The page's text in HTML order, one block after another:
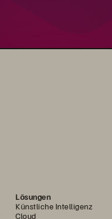
Lösungen
Künstliche Intelligenz
Cloud